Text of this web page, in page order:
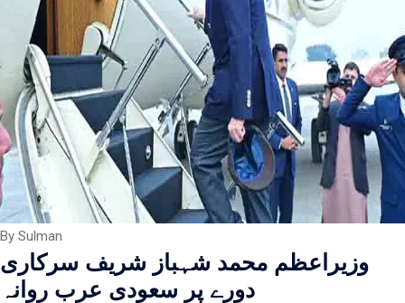
By Sulman
وزیراعظم محمد شہباز شریف سرکاری
دورے پر سعودی عرب روانہ